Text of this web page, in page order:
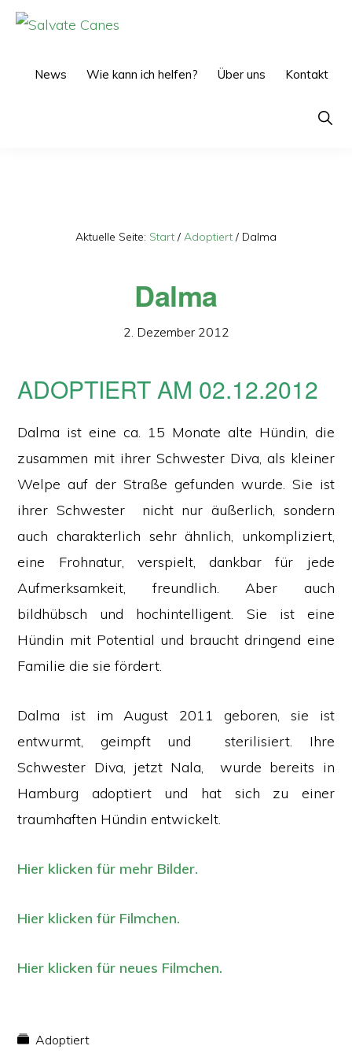
Zur
Zum
News Wie kann ich helfen? Über uns Kontakt
Show
Aktuelle Seite: Start / Adoptiert / Dalma
Dalma
2. Dezember 2012
ADOPTIERT AM 02.12.2012
Dalma ist eine ca. 15 Monate alte Hündin, die
zusammen mit ihrer Schwester Diva, als kleiner
Welpe auf der Straße gefunden wurde. Sie ist
ihrer Schwester nicht nur äußerlich, sondern
auch charakterlich sehr ähnlich, unkompliziert,
eine Frohnatur, verspielt, dankbar für jede
Aufmerksamkeit, freundlich. Aber auch
bildhübsch und hochintelligent. Sie ist eine
Hündin mit Potential und braucht dringend eine
Familie die sie fördert.
Dalma ist im August 2011 geboren, sie ist
entwurmt, geimpft und sterilisiert. Ihre
Schwester Diva, jetzt Nala, wurde bereits in
Hamburg adoptiert und hat sich zu einer
traumhaften Hündin entwickelt.
Hier klicken für mehr Bilder.
Hier klicken für Filmchen.
Hier klicken für neues Filmchen.
Adoptiert